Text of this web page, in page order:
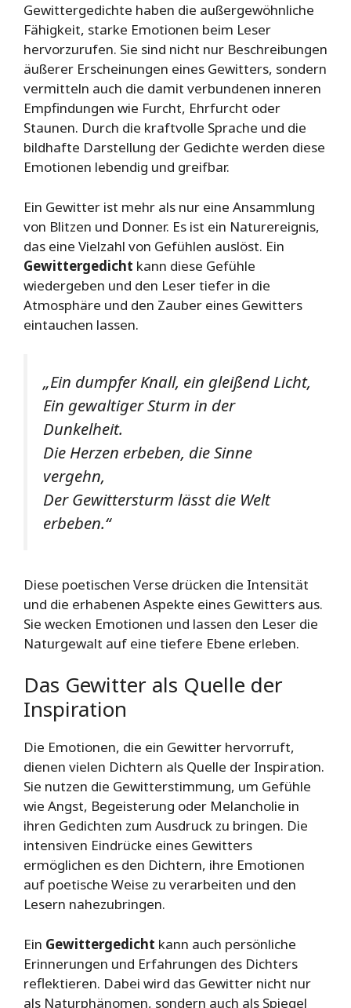
Gewittergedichte haben die außergewöhnliche
Fähigkeit, starke Emotionen beim Leser
hervorzurufen. Sie sind nicht nur Beschreibungen
äußerer Erscheinungen eines Gewitters, sondern
vermitteln auch die damit verbundenen inneren
Empfindungen wie Furcht, Ehrfurcht oder
Staunen. Durch die kraftvolle Sprache und die
bildhafte Darstellung der Gedichte werden diese
Emotionen lebendig und greifbar.
Ein Gewitter ist mehr als nur eine Ansammlung
von Blitzen und Donner. Es ist ein Naturereignis,
das eine Vielzahl von Gefühlen auslöst. Ein
Gewittergedicht kann diese Gefühle
wiedergeben und den Leser tiefer in die
Atmosphäre und den Zauber eines Gewitters
eintauchen lassen.
„Ein dumpfer Knall, ein gleißend Licht,
Ein gewaltiger Sturm in der
Dunkelheit.
Die Herzen erbeben, die Sinne
vergehn,
Der Gewittersturm lässt die Welt
erbeben.“
Diese poetischen Verse drücken die Intensität
und die erhabenen Aspekte eines Gewitters aus.
Sie wecken Emotionen und lassen den Leser die
Naturgewalt auf eine tiefere Ebene erleben.
Das Gewitter als Quelle der
Inspiration
Die Emotionen, die ein Gewitter hervorruft,
dienen vielen Dichtern als Quelle der Inspiration.
Sie nutzen die Gewitterstimmung, um Gefühle
wie Angst, Begeisterung oder Melancholie in
ihren Gedichten zum Ausdruck zu bringen. Die
intensiven Eindrücke eines Gewitters
ermöglichen es den Dichtern, ihre Emotionen
auf poetische Weise zu verarbeiten und den
Lesern nahezubringen.
Ein Gewittergedicht kann auch persönliche
Erinnerungen und Erfahrungen des Dichters
reflektieren. Dabei wird das Gewitter nicht nur
als Naturphänomen, sondern auch als Spiegel